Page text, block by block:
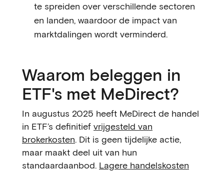
te spreiden over verschillende sectoren
en landen, waardoor de impact van
marktdalingen wordt verminderd.
Waarom beleggen in
ETF's met MeDirect?
In augustus 2025 heeft MeDirect de handel
in ETF’s definitief vrijgesteld van
brokerkosten. Dit is geen tijdelijke actie,
maar maakt deel uit van hun
standaardaanbod. Lagere handelskosten